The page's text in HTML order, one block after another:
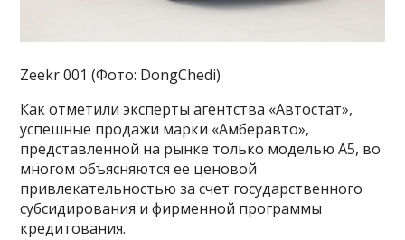
Zeekr 001 (Фото: DongChedi)
Как отметили эксперты агентства «Автостат»,
успешные продажи марки «Амберавто»,
представленной на рынке только моделью А5, во
многом объясняются ее ценовой
привлекательностью за счет государственного
субсидирования и фирменной программы
кредитования.